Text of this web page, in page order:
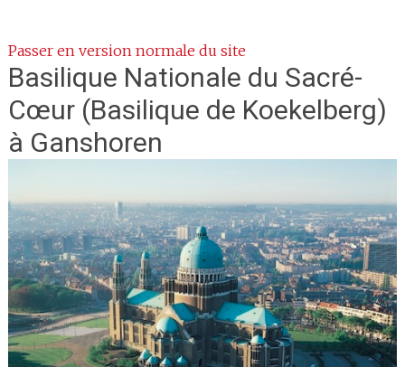
Passer en version normale du site
Basilique Nationale du Sacré-
Cœur(Basilique de Koekelberg)
à Ganshoren